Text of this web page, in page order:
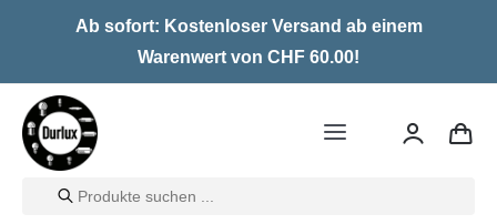
Ab sofort: Kostenloser Versand ab einem
Warenwert von CHF 60.00!
Toggle
Home
Products
search